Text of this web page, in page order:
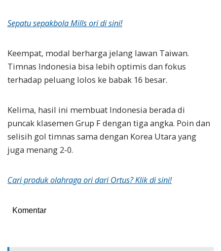
Sepatu sepakbola Mills ori di sini!
Keempat, modal berharga jelang lawan Taiwan.
Timnas Indonesia bisa lebih optimis dan fokus
terhadap peluang lolos ke babak 16 besar.
Kelima, hasil ini membuat Indonesia berada di
puncak klasemen Grup F dengan tiga angka. Poin dan
selisih gol timnas sama dengan Korea Utara yang
juga menang 2-0.
Cari produk olahraga ori dari Ortus? Klik di sini!
Komentar